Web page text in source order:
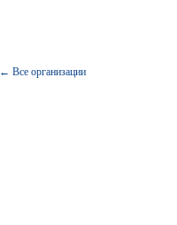
← Все организации